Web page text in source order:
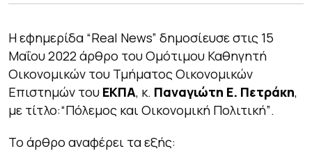
Η εφημερίδα “Real News” δημοσίευσε στις 15
Μαΐου 2022 άρθρο του Ομότιμου Καθηγητή
Οικονομικών του Τμήματος Οικονομικών
Επιστημών του ΕΚΠΑ, κ. Παναγιώτη Ε. Πετράκη,
με τίτλο:“Πόλεμος και Οικονομική Πολιτική”.
Το άρθρο αναφέρει τα εξής: